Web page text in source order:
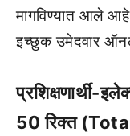
मागविण्यात आले
इच्छुक उमेदवार
प्रशिक्षणार्थी-
50 रिक्त